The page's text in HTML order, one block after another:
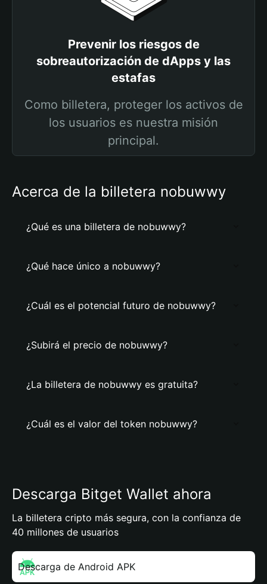
Prevenir los riesgos de
sobreautorización de dApps y las
estafas
Como billetera, proteger los activos de
los usuarios es nuestra misión
principal.
Acerca de la billetera nobuwwy
¿Qué es una billetera de nobuwwy?
¿Qué hace único a nobuwwy?
¿Cuál es el potencial futuro de nobuwwy?
¿Subirá el precio de nobuwwy?
¿La billetera de nobuwwy es gratuita?
¿Cuál es el valor del token nobuwwy?
Descarga Bitget Wallet ahora
La billetera cripto más segura, con la confianza de
40 millones de usuarios
Descarga de Android APK